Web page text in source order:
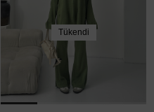
Tükendi